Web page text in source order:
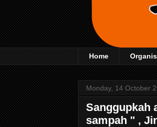
Home
Monday, 14 October
Sanggupkah
sampah " ,